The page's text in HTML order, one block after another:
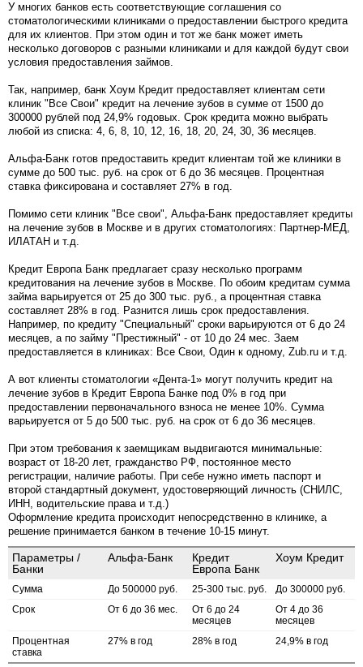
У многих банков есть соответствующие соглашения со
стоматологическими клиниками о предоставлении быстрого кредита
для их клиентов. При этом один и тот же банк может иметь
несколько договоров с разными клиниками и для каждой будут свои
условия предоставления займов.
Так, например, банк Хоум Кредит предоставляет клиентам сети
клиник "Все Свои" кредит на лечение зубов в сумме от 1500 до
300000 рублей под 24,9% годовых. Срок кредита можно выбрать
любой из списка: 4, 6, 8, 10, 12, 16, 18, 20, 24, 30, 36 месяцев.
Альфа-Банк готов предоставить кредит клиентам той же клиники в
сумме до 500 тыс. руб. на срок от 6 до 36 месяцев. Процентная
ставка фиксирована и составляет 27% в год.
Помимо сети клиник "Все свои", Альфа-Банк предоставляет кредиты
на лечение зубов в Москве и в других стоматологиях: Партнер-МЕД,
ИЛАТАН и т.д.
Кредит Европа Банк предлагает сразу несколько программ
кредитования на лечение зубов в Москве. По обоим кредитам сумма
займа варьируется от 25 до 300 тыс. руб., а процентная ставка
составляет 28% в год. Разнится лишь срок предоставления.
Например, по кредиту "Специальный" сроки варьируются от 6 до 24
месяцев, а по займу "Престижный" - от 10 до 24 мес. Заем
предоставляется в клиниках: Все Свои, Один к одному, Zub.ru и т.д.
А вот клиенты стоматологии «Дента-1» могут получить кредит на
лечение зубов в Кредит Европа Банке под 0% в год при
предоставлении первоначального взноса не менее 10%. Сумма
варьируется от 5 до 500 тыс. руб. на срок от 6 до 36 месяцев.
При этом требования к заемщикам выдвигаются минимальные:
возраст от 18-20 лет, гражданство РФ, постоянное место
регистрации, наличие работы. При себе нужно иметь паспорт и
второй стандартный документ, удостоверяющий личность (СНИЛС,
ИНН, водительские права и т.д.)
Оформление кредита происходит непосредственно в клинике, а
решение принимается банком в течение 10-15 минут.
Параметры /
Банки
Альфа-Банк
Кредит
Европа Банк
Хоум Кредит
Сумма До 500000 руб. 25-300 тыс. руб.
До 300000 руб.
Срок
От 6 до 36 мес.
От 6 до 24
месяцев
От 4 до 36
месяцев
Процентная
ставка
27% в год 28% в год 24,9% в год